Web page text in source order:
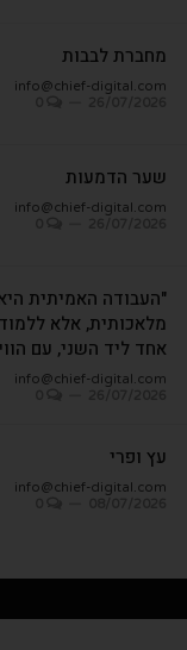
מחברת לבבות
info@chief-digital.com
שער הדמעות
info@chief-digital.com
"העבודה האמיתית
מלאכותית, אלא
אחד ליד השני, עם
info@chief-digital.com
עץ ופרי
info@chief-digital.com